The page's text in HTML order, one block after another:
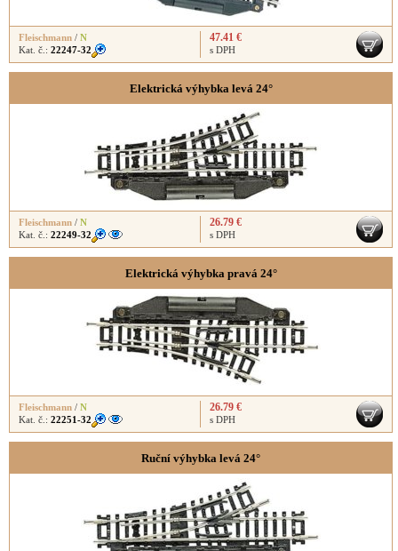
Fleischmann / N
Kat. č.: 22247-32
47.41 €
s DPH
Elektrická výhybka levá 24°
Fleischmann / N
Kat. č.: 22249-32
26.79 €
s DPH
Elektrická výhybka pravá 24°
Fleischmann / N
Kat. č.: 22251-32
26.79 €
s DPH
Ruční výhybka levá 24°